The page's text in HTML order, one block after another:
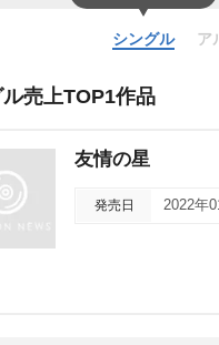
シングル ア
ル売上TOP1作品
友情の星
発売日 2022年